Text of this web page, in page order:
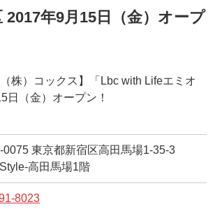
2017年9月15日（金）オープ
（株）コックス】「Lbc with Lifeエミオ
日（金）オープン！
0075 東京都新宿区高田馬場1-35-3
高田馬場1階
8023